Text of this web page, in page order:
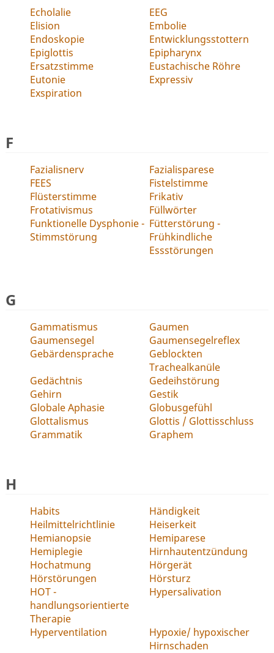
Echolalie
EEG
Elision
Embolie
Endoskopie
Entwicklungsstottern
Epiglottis
Epipharynx
Ersatzstimme
Eustachische Röhre
Eutonie
Expressiv
Exspiration
F
Fazialisnerv
Fazialisparese
FEES
Fistelstimme
Flüsterstimme
Frikativ
Frotativismus
Füllwörter
Funktionelle Dysphonie -
Stimmstörung
Fütterstörung -
Frühkindliche
Essstörungen
G
Gammatismus
Gaumen
Gaumensegel
Gaumensegelreflex
Gebärdensprache
Geblockten
Trachealkanüle
Gedächtnis
Gedeihstörung
Gehirn
Gestik
Globale Aphasie
Globusgefühl
Glottalismus
Glottis / Glottisschluss
Grammatik
Graphem
H
Habits
Händigkeit
Heilmittelrichtlinie
Heiserkeit
Hemianopsie
Hemiparese
Hemiplegie
Hirnhautentzündung
Hochatmung
Hörgerät
Hörstörungen
Hörsturz
HOT -
handlungsorientierte
Therapie
Hypersalivation
Hyperventilation
Hypoxie/ hypoxischer
Hirnschaden